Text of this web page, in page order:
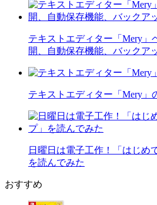
テキストエディター「Mery」
開、自動保存機能、バックア
テキストエディター「Mery」
日曜日は電子工作！「はじめ
を読んでみた
おすすめ